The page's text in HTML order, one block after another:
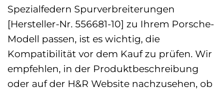
Spezialfedern Spurverbreiterungen
[Hersteller-Nr. 556681-10] zu Ihrem Porsche-
Modell passen, ist es wichtig, die
Kompatibilität vor dem Kauf zu prüfen. Wir
empfehlen, in der Produktbeschreibung
oder auf der H&R Website nachzusehen, ob